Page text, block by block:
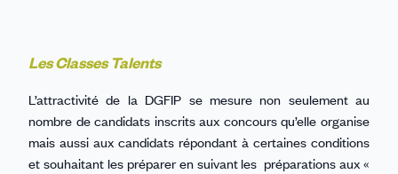
Les Classes Talents
L’attractivité de la DGFIP se mesure non seulement au
nombre de candidats inscrits aux concours qu’elle organise
mais aussi aux candidats répondant à certaines conditions
et souhaitant les préparer en suivant les préparations aux «